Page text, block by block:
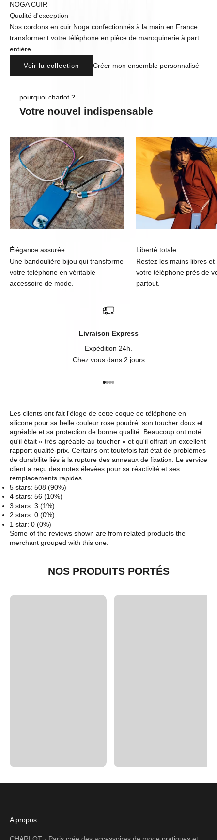
NOGA CUIR
Qualité d'exception
Nos cordons en cuir Noga confectionnés à la main en France
transforment votre téléphone en pièce de maroquinerie à part
entière.
Voir la collection Créer mon ensemble personnalisé
pourquoi charlot ?
Votre nouvel indispensable
Élégance assurée
Une bandoulière bijou qui transforme
votre téléphone en véritable
accessoire de mode.
Liberté totale
Restez les mains libres et
votre téléphone près de
partout.
Livraison Express
Expédition 24h.
Chez vous dans 2 jours
Aller à l'élément 1
Aller à l'élément 2
Aller à l'élément 3
Aller à l'élément 4
Les clients ont fait l'éloge de cette coque de téléphone en
silicone pour sa belle couleur rose poudré, son toucher doux et
agréable et sa protection de bonne qualité. Beaucoup ont noté
qu'il était « très agréable au toucher » et qu'il offrait un excellent
rapport qualité-prix. Certains ont toutefois fait état de problèmes
de durabilité liés à la rupture des anneaux de fixation. Le service
client a reçu des notes élevées pour sa réactivité et ses
remplacements rapides.
5 stars: 508 (90%)
4 stars: 56 (10%)
3 stars: 3 (1%)
2 stars: 0 (0%)
1 star: 0 (0%)
Some of the reviews shown are from related products the
merchant grouped with this one.
NOS PRODUITS PORTÉS
A propos